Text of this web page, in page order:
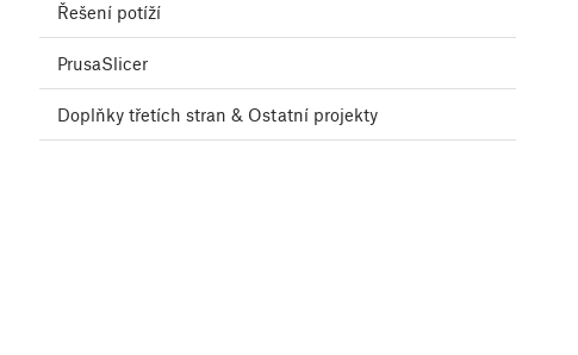
Řešení potíží
PrusaSlicer
Doplňky třetích stran & Ostatní projekty